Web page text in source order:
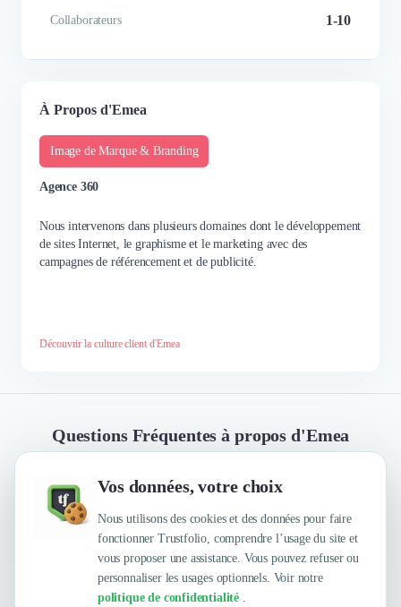
Vos données, votre choix
Nous utilisons des cookies et des données pour faire
fonctionner Trustfolio, comprendre l’usage du site et
vous proposer une assistance. Vous pouvez refuser ou
personnaliser les usages optionnels. Voir notre
politique de confidentialité .
Collaborateurs 1-10
À Propos d'Emea
Image de Marque & Branding
Agence 360
Nous intervenons dans plusieurs domaines dont le développement
de sites Internet, le graphisme et le marketing avec des
campagnes de référencement et de publicité.
Découvrir la culture client d'Emea
Questions Fréquentes à propos d'Emea
Quelles sont les principales qualités que leur
reconnaissent leurs clients ?
Trustfolio a authentifié les feedbacks suivants :